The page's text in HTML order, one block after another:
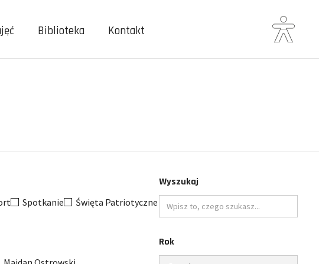
Biblioteka Kontakt
Spotkanie
Święta Patriotyczne
Wyszukaj
to
czego
Rok
Ogranicz